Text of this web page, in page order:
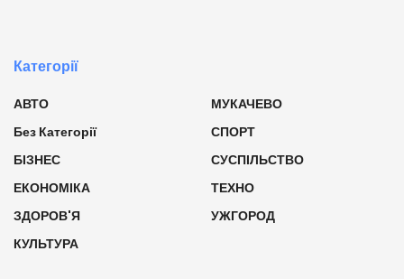
Категорії
АВТО
Без Категорії
БІЗНЕС
ЕКОНОМІКА
ЗДОРОВ'Я
КУЛЬТУРА
МУКАЧЕВО
СПОРТ
СУСПІЛЬСТВО
ТЕХНО
УЖГОРОД